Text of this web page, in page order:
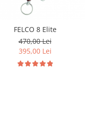
FELCO 8 Elite
470,00 Lei
395,00 Lei